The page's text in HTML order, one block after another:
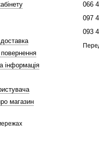
інформація
магазин
066
097
093